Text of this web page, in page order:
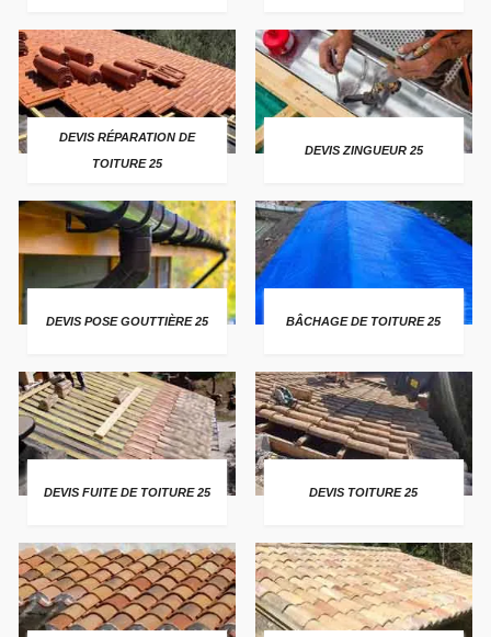
DEVIS RÉPARATION DE
TOITURE 25
DEVIS ZINGUEUR 25
DEVIS POSE GOUTTIÈRE 25 BÂCHAGE DE TOITURE 25
DEVIS FUITE DE TOITURE 25 DEVIS TOITURE 25